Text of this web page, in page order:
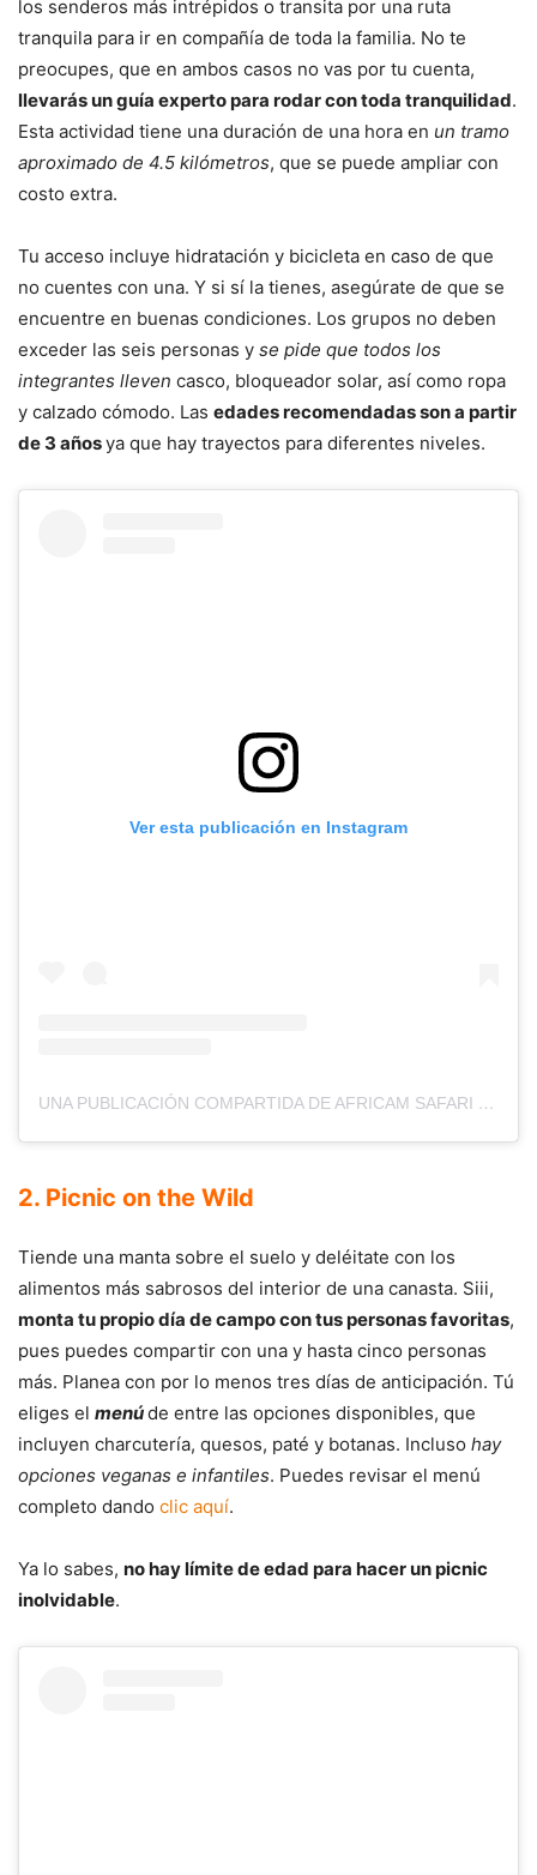
los senderos más intrépidos o transita por una ruta
tranquila para ir en compañía de toda la familia. No te
preocupes, que en ambos casos no vas por tu cuenta,
llevarás un guía experto para rodar con toda tranquilidad.
Esta actividad tiene una duración de una hora en un tramo
aproximado de 4.5 kilómetros, que se puede ampliar con
costo extra.
Tu acceso incluye hidratación y bicicleta en caso de que
no cuentes con una. Y si sí la tienes, asegúrate de que se
encuentre en buenas condiciones. Los grupos no deben
exceder las seis personas y se pide que todos los
integrantes lleven casco, bloqueador solar, así como ropa
y calzado cómodo. Las edades recomendadas son a partir
de 3 añosya que hay trayectos para diferentes niveles.
Ver esta publicación en Instagram
UNA PUBLICACIÓN COMPARTIDA DE AFRICAM SAFARI (@AFRICAMSAFARIPUEBLA)
2. Picnic on the Wild
Tiende una manta sobre el suelo y deléitate con los
alimentos más sabrosos del interior de una canasta. Siii,
monta tu propio día de campo con tus personas favoritas,
pues puedes compartir con una y hasta cinco personas
más. Planea con por lo menos tres días de anticipación. Tú
eliges el menúde entre las opciones disponibles, que
incluyen charcutería, quesos, paté y botanas. Incluso hay
opciones veganas e infantiles. Puedes revisar el menú
completo dando clic aquí.
Ya lo sabes, no hay límite de edad para hacer un picnic
inolvidable.